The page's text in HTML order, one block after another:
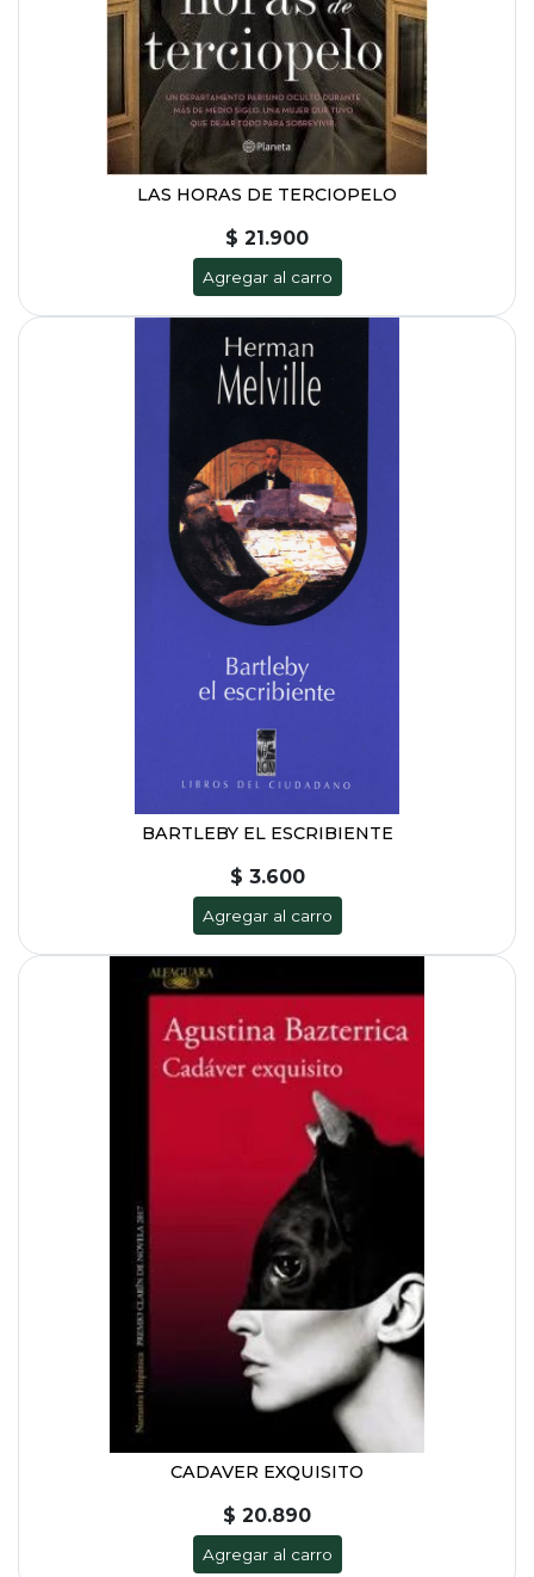
LAS HORAS DE TERCIOPELO
$ 21.900
Agregar al carro
BARTLEBY EL ESCRIBIENTE
$ 3.600
Agregar al carro
CADAVER EXQUISITO
$ 20.890
Agregar al carro